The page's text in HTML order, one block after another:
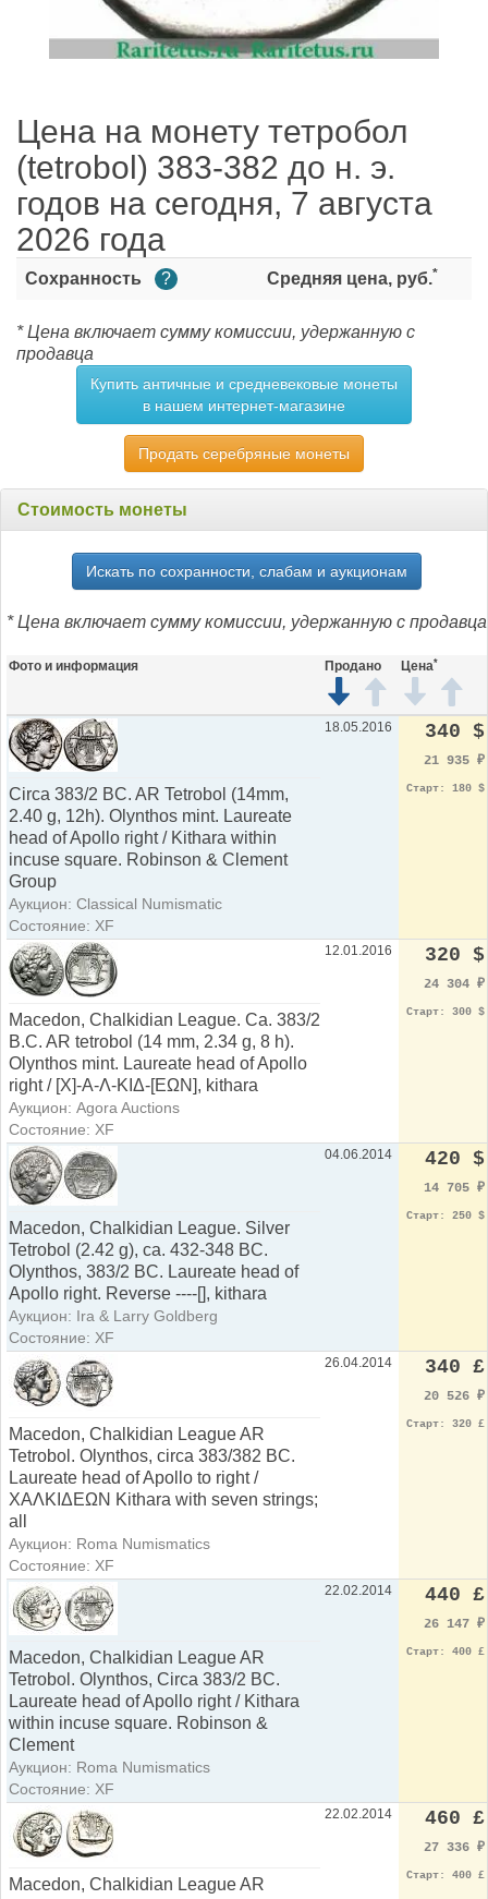
Цена на монету тетробол
(tetrobol) 383-382 до н. э.
годов на сегодня, 7 августа
2026 года
Сохранность ? Средняя цена, руб.*
* Цена включает сумму комиссии, удержанную с
продавца
Купить античные и средневековые монеты
в нашем интернет-магазине
Продать серебряные монеты
Стоимость монеты
Искать по сохранности, слабам и аукционам
* Цена включает сумму комиссии, удержанную с продавца
Фото и информация Продано Цена*
Circa 383/2 BC. AR Tetrobol (14mm,
2.40 g, 12h). Olynthos mint. Laureate
head of Apollo right / Kithara within
incuse square. Robinson & Clement
Group
Аукцион: Classical Numismatic
Состояние: XF
18.05.2016 340 $
21 935 ₽
Старт: 180 $
Macedon, Chalkidian League. Ca. 383/2
B.C. AR tetrobol (14 mm, 2.34 g, 8 h).
Olynthos mint. Laureate head of Apollo
right / [X]-A-Λ-KIΔ-[EΩN], kithara
Аукцион: Agora Auctions
Состояние: XF
12.01.2016 320 $
24 304 ₽
Старт: 300 $
Macedon, Chalkidian League. Silver
Tetrobol (2.42 g), ca. 432-348 BC.
Olynthos, 383/2 BC. Laureate head of
Apollo right. Reverse ----[], kithara
Аукцион: Ira & Larry Goldberg
Состояние: XF
04.06.2014 420 $
14 705 ₽
Старт: 250 $
Macedon, Chalkidian League AR
Tetrobol. Olynthos, circa 383/382 BC.
Laureate head of Apollo to right /
ΧΑΛΚΙΔΕΩΝ Kithara with seven strings;
all
Аукцион: Roma Numismatics
Состояние: XF
26.04.2014 340 £
20 526 ₽
Старт: 320 £
Macedon, Chalkidian League AR
Tetrobol. Olynthos, Circa 383/2 BC.
Laureate head of Apollo right / Kithara
within incuse square. Robinson &
Clement
Аукцион: Roma Numismatics
Состояние: XF
22.02.2014 440 £
26 147 ₽
Старт: 400 £
Macedon, Chalkidian League AR
22.02.2014 460 £
27 336 ₽
Старт: 400 £